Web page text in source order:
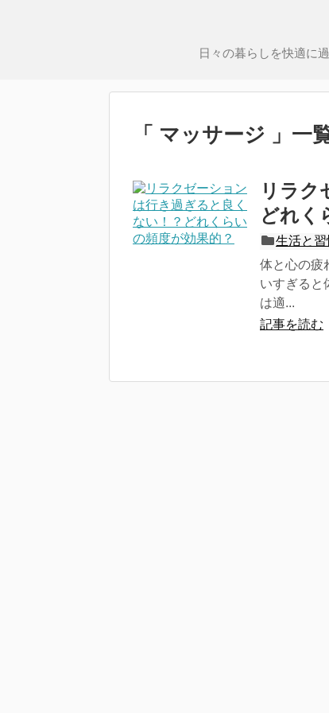
日々の暮らしを快適に
「 マッサージ 」一
リラク
どれく
生活と習
体と心の疲
いすぎると
は適...
記事を読む